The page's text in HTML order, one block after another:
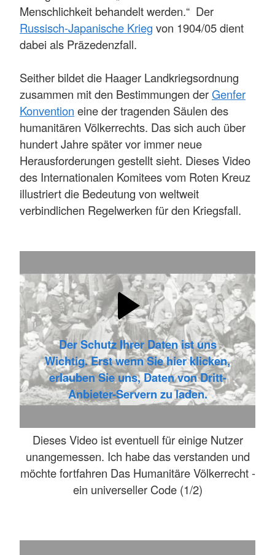
Menschlichkeit behandelt werden.“ Der
Russisch-Japanische Krieg von 1904/05 dient
dabei als Präzedenzfall.
Seither bildet die Haager Landkriegsordnung
zusammen mit den Bestimmungen derGenfer
Konvention eine der tragenden Säulen des
humanitären Völkerrechts. Das sich auch über
hundert Jahre später vor immer neue
Herausforderungen gestellt sieht. Dieses Video
des Internationalen Komitees vom Roten Kreuz
illustriert die Bedeutung von weltweit
verbindlichen Regelwerken für den Kriegsfall.
Der Schutz Ihrer Daten ist uns
Wichtig. Erst wenn Sie hier klicken,
erlauben Sie uns, Daten von Dritt-
Anbieter-Servern zu laden.
Dieses Video ist eventuell für einige Nutzer
unangemessen. Ich habe das verstanden und
möchte fortfahren Das Humanitäre Völkerrecht -
ein universeller Code (1/2)